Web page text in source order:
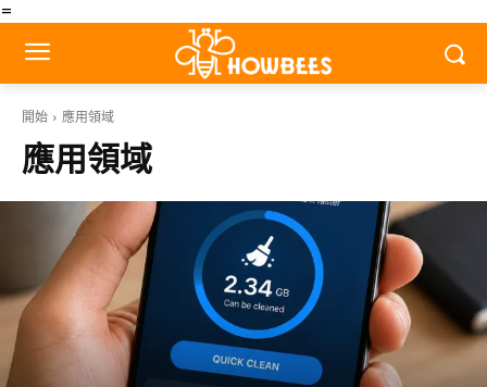
=
開始 應用領域
應用領域